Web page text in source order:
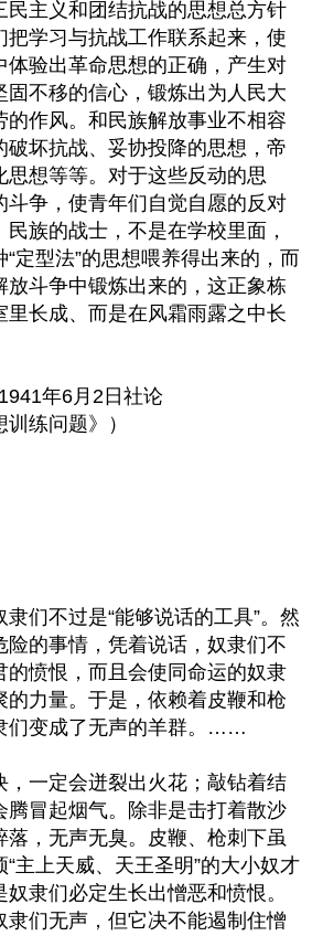
民主义和团结抗战的思想总方针
把学习与抗战工作联系起来，使
体验出革命思想的正确，产生对
固不移的信心，锻炼出为人民大
的作风。和民族解放事业不相容
破坏抗战、妥协投降的思想，帝
思想等等。对于这些反动的思
斗争，使青年们自觉自愿的反对
族的战士，不是在学校里面，
定型法”的思想喂养得出来的，而
放斗争中锻炼出来的，这正象栋
里长成、而是在风霜雨露之中长
年6月2日社论
训练问题》）
们不过是“能够说话的工具”。然
险的事情，凭着说话，奴隶们不
的愤恨，而且会使同命运的奴隶
的力量。于是，依赖着皮鞭和枪
们变成了无声的羊群。……
，一定会迸裂出火花；敲钻着结
腾冒起烟气。除非是击打着散沙
落，无声无臭。皮鞭、枪刺下虽
主上天威、天王圣明”的大小奴才
隶们必定生长出憎恶和愤恨。
隶们无声，但它决不能遏制住憎